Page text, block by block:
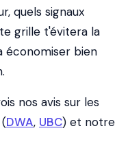
quels signaux
grille t'évitera la
économiser bien
nos avis sur les
DWA, UBC) et notre